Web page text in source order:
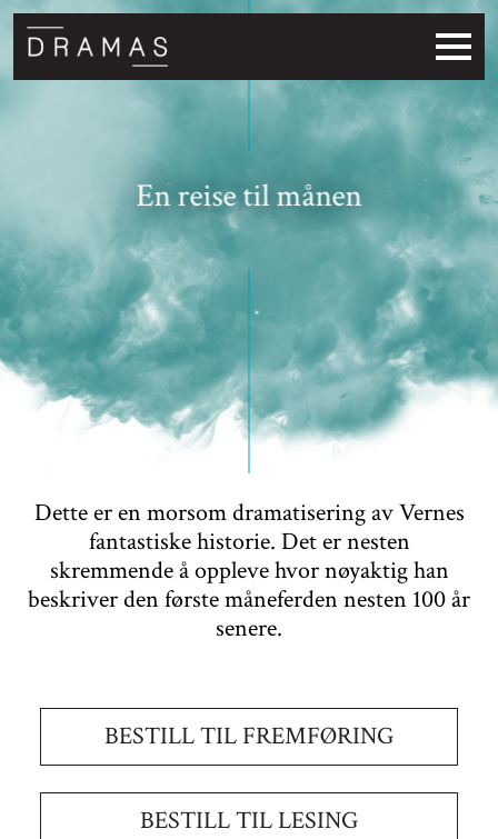
En reise til månen
Dette er en morsom dramatisering av Vernes
fantastiske historie. Det er nesten
skremmende å oppleve hvor nøyaktig han
beskriver den første måneferden nesten 100 år
senere.
BESTILL TIL LESING
BESTILL TIL FREMFØRING